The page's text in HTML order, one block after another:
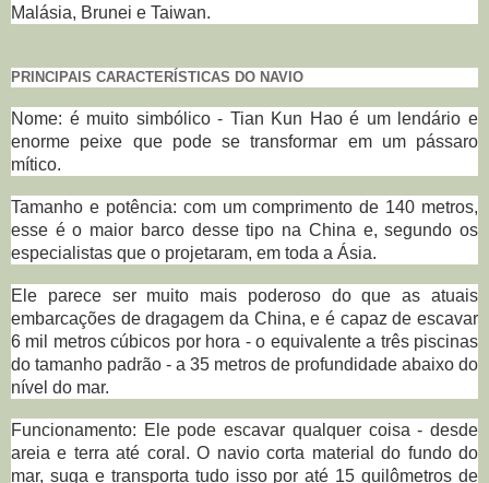
Malásia, Brunei e Taiwan.
PRINCIPAIS CARACTERÍSTICAS DO NAVIO
Nome: é muito simbólico - Tian Kun Hao é um lendário e
enorme peixe que pode se transformar em um pássaro
mítico.
Tamanho e potência: com um comprimento de 140 metros,
esse é o maior barco desse tipo na China e, segundo os
especialistas que o projetaram, em toda a Ásia.
Ele parece ser muito mais poderoso do que as atuais
embarcações de dragagem da China, e é capaz de escavar
6 mil metros cúbicos por hora - o equivalente a três piscinas
do tamanho padrão - a 35 metros de profundidade abaixo do
nível do mar.
Funcionamento: Ele pode escavar qualquer coisa - desde
areia e terra até coral. O navio corta material do fundo do
mar, suga e transporta tudo isso por até 15 quilômetros de